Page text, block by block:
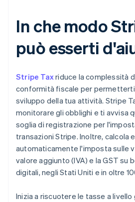
In che modo
può esserti
Stripe Taxriduce la complessità
conformità fiscale per
sviluppo della tua attività. Stripe
monitorare gli obblighi e ti avvisa
soglia di registrazione per
transazioni Stripe. Inoltre, calcola
automaticamente l'imposta sulle
valore aggiunto (IVA) e la GST su
digitali, negli Stati Uniti e in oltre
Inizia a riscuotere le tasse a